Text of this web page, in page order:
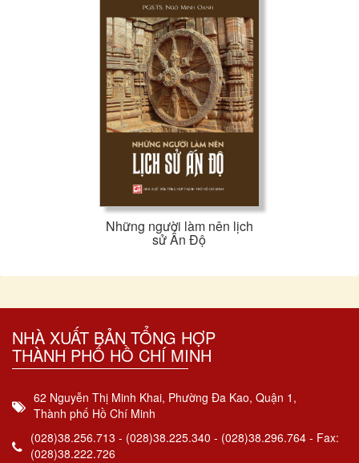
Những người làm nên lịch
sử Ấn Độ
NHÀ XUẤT BẢN TỔNG HỢP
THÀNH PHỐ HỒ CHÍ MINH
62 Nguyễn Thị Minh Khai, Phường Đa Kao, Quận 1,
Thành phố Hồ Chí Minh
(028)38.256.713 - (028)38.225.340 - (028)38.296.764 - Fax:
(028)38.222.726